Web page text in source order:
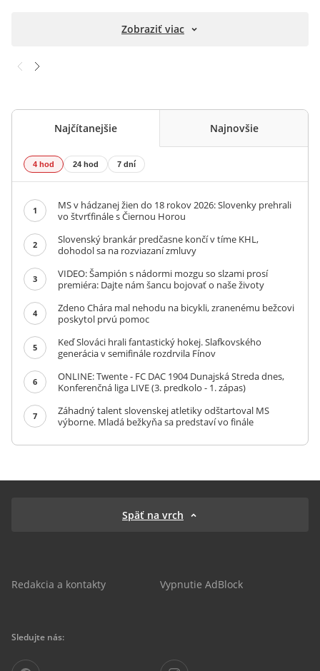
Zobraziť viac
Najčítanejšie Najnovšie
4 hod 24 hod 7 dní
1
MS v hádzanej žien do 18 rokov 2026: Slovenky prehrali
vo štvrťfinále s Čiernou Horou
2
Slovenský brankár predčasne končí v tíme KHL,
dohodol sa na rozviazaní zmluvy
3
VIDEO: Šampión s nádormi mozgu so slzami prosí
premiéra: Dajte nám šancu bojovať o naše životy
4
Zdeno Chára mal nehodu na bicykli, zranenému bežcovi
poskytol prvú pomoc
5
Keď Slováci hrali fantastický hokej. Slafkovského
generácia v semifinále rozdrvila Fínov
6
ONLINE: Twente - FC DAC 1904 Dunajská Streda dnes,
Konferenčná liga LIVE (3. predkolo - 1. zápas)
7
Záhadný talent slovenskej atletiky odštartoval MS
výborne. Mladá bežkyňa sa predstaví vo finále
Späť na vrch
Redakcia a kontakty Vypnutie AdBlock
Sledujte nás: